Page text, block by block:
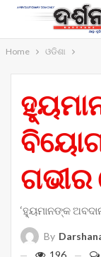
Home ଓଡିଶା
‘ହ୍ୟୁମାନଙ୍କ
By